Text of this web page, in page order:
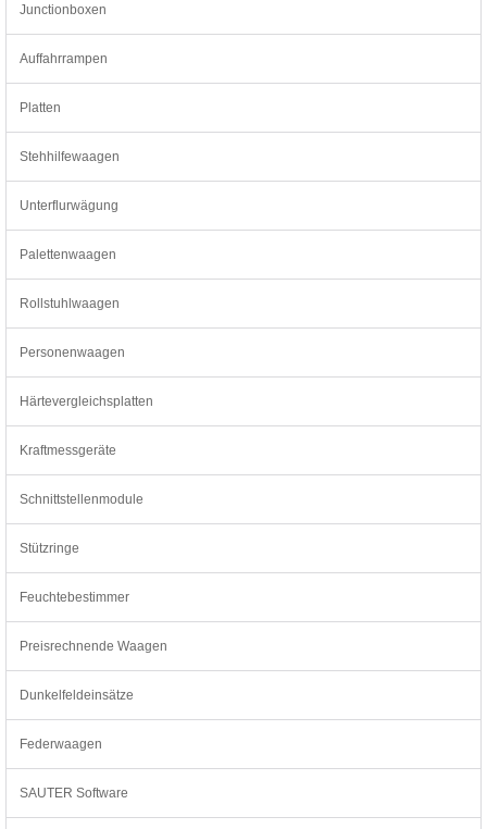
Junctionboxen
Auffahrrampen
Platten
Stehhilfewaagen
Unterflurwägung
Palettenwaagen
Rollstuhlwaagen
Personenwaagen
Härtevergleichsplatten
Kraftmessgeräte
Schnittstellenmodule
Stützringe
Feuchtebestimmer
Preisrechnende Waagen
Dunkelfeldeinsätze
Federwaagen
SAUTER Software